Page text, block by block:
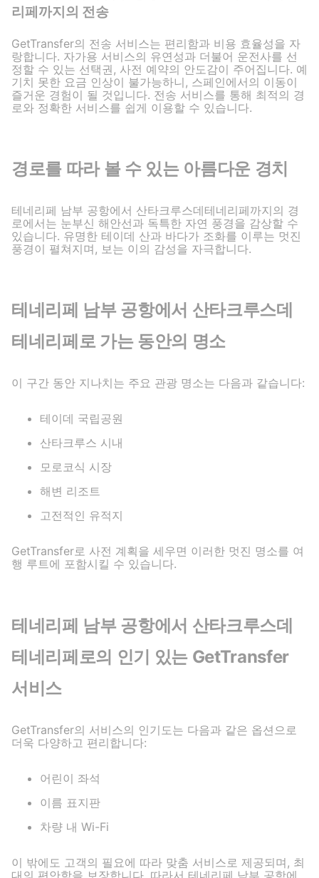
리페까지의 전송
GetTransfer의 전송 서비스는 편리함과 비용 효율성을 자
랑합니다. 자가용 서비스의 유연성과 더불어 운전사를 선
정할 수 있는 선택권, 사전 예약의 안도감이 주어집니다. 예
기치 못한 요금 인상이 불가능하니, 스페인에서의 이동이
즐거운 경험이 될 것입니다. 전송 서비스를 통해 최적의 경
로와 정확한 서비스를 쉽게 이용할 수 있습니다.
경로를 따라 볼 수 있는 아름다운 경치
테네리페 남부 공항에서 산타크루스데테네리페까지의 경
로에서는 눈부신 해안선과 독특한 자연 풍경을 감상할 수
있습니다. 유명한 테이데 산과 바다가 조화를 이루는 멋진
풍경이 펼쳐지며, 보는 이의 감성을 자극합니다.
테네리페 남부 공항에서 산타크루스데
테네리페로 가는 동안의 명소
이 구간 동안 지나치는 주요 관광 명소는 다음과 같습니다:
테이데 국립공원
산타크루스 시내
모로코식 시장
해변 리조트
고전적인 유적지
GetTransfer로 사전 계획을 세우면 이러한 멋진 명소를 여
행 루트에 포함시킬 수 있습니다.
테네리페 남부 공항에서 산타크루스데
테네리페로의 인기 있는 GetTransfer
서비스
GetTransfer의 서비스의 인기도는 다음과 같은 옵션으로
더욱 다양하고 편리합니다:
어린이 좌석
이름 표지판
차량 내 Wi-Fi
이 밖에도 고객의 필요에 따라 맞춤 서비스로 제공되며, 최
대의 편안함을 보장합니다. 따라서 테네리페 남부 공항에